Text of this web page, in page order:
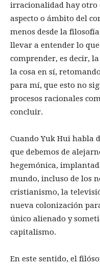
irracionalidad hay otro
aspecto o ámbito del
menos desde la
llevar a entender lo
comprender, es decir,
la cosa en sí,
para mí, que esto no
procesos racionales
concluir.
Cuando Yuk Hui habla
que debemos de
hegemónica,
mundo, incluso de los
cristianismo, la
nueva colonización
único alienado y
capitalismo.
En este sentido, el